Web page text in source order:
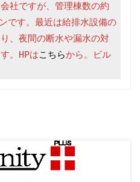
社ですが、管理棟数の約
です。最近は給排水設備の
、夜間の断水や漏水の対
。HPはこちらから。ビル